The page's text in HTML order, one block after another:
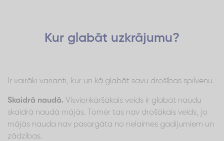
Kur glabāt uzkrājumu?
Ir vairāki varianti, kur un kā glabāt savu drošības spilvenu.
Skaidrā naudā. Visvienkāršākais veids ir glabāt naudu
skaidrā naudā mājās. Tomēr tas nav drošākais veids, jo
mājās nauda nav pasargāta no nelaimes gadījumiem un
zādzības.